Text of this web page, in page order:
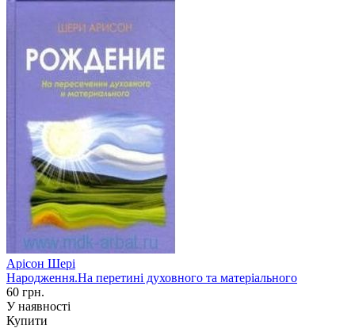
Арісон Шері
Народження.На перетині духовного та матеріального
60 грн.
У наявності
Купити